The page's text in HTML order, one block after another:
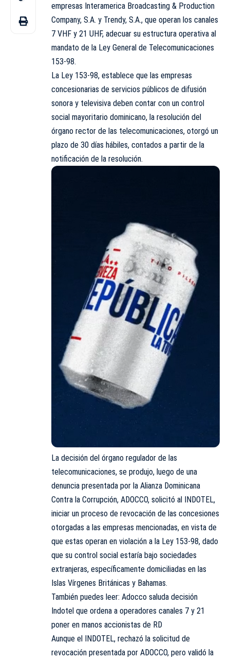
empresas Interamerica Broadcasting & Production
Company, S.A. y Trendy, S.A., que operan los canales
7 VHF y 21 UHF, adecuar su estructura operativa al
mandato de la Ley General de Telecomunicaciones
153-98.
La Ley 153-98, establece que las empresas
concesionarias de servicios públicos de difusión
sonora y televisiva deben contar con un control
social mayoritario dominicano, la resolución del
órgano rector de las telecomunicaciones, otorgó un
plazo de 30 días hábiles, contados a partir de la
notificación de la resolución.
La decisión del órgano regulador de las
telecomunicaciones, se produjo, luego de una
denuncia presentada por la Alianza Dominicana
Contra la Corrupción, ADOCCO, solicitó al INDOTEL,
iniciar un proceso de revocación de las concesiones
otorgadas a las empresas mencionadas, en vista de
que estas operan en violación a la Ley 153-98, dado
que su control social estaría bajo sociedades
extranjeras, específicamente domiciliadas en las
Islas Vírgenes Británicas y Bahamas.
También puedes leer: Adocco saluda decisión
Indotel que ordena a operadores canales 7 y 21
poner en manos accionistas de RD
Aunque el INDOTEL, rechazó la solicitud de
revocación presentada por ADOCCO, pero validó la